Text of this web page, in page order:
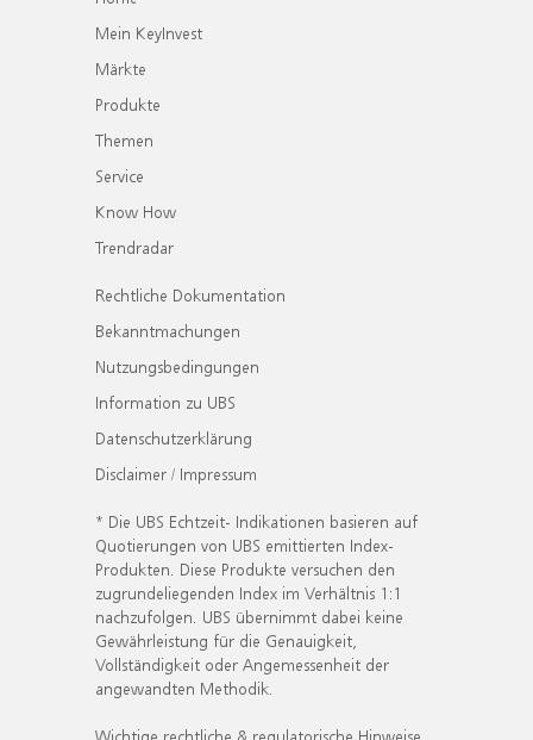
Mein KeyInvest
Märkte
Produkte
Themen
Service
Know How
Trendradar
Rechtliche Dokumentation
Bekanntmachungen
Nutzungsbedingungen
Information zu UBS
Datenschutzerklärung
Disclaimer / Impressum
* Die UBS Echtzeit- Indikationen basieren auf
Quotierungen von UBS emittierten Index-
Produkten. Diese Produkte versuchen den
zugrundeliegenden Index im Verhältnis 1:1
nachzufolgen. UBS übernimmt dabei keine
Gewährleistung für die Genauigkeit,
Vollständigkeit oder Angemessenheit der
angewandten Methodik.